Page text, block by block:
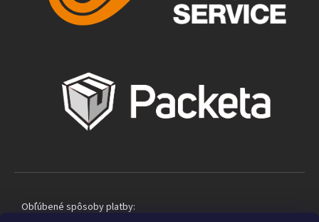
Obľúbené spôsoby platby: